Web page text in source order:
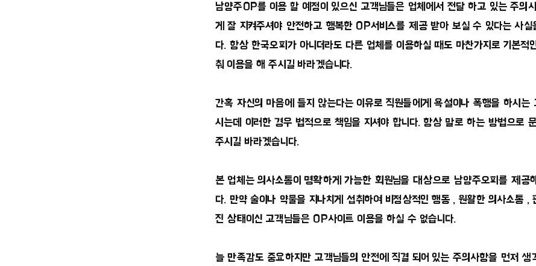
남양주OP를 이용 할 예정이 있으신 고객님들은 업체에서 전달 하고 있는 주의
게 잘 지켜주셔야 안전하고 행복한 OP서비스를 제공 받아 보실 수 있다는 사실
다. 항상 한국오피가 아니더라도 다른 업체를 이용하실 때도 마찬가지로 기본적
춰 이용을 해 주시길 바라겠습니다.
간혹 자신의 마음에 들지 않는다는 이유로 직원들에게 욕설이나 폭행을 하시는
시는데 이러한 경우 법적으로 책임을 지셔야 합니다. 항상 말로 하는 방법으로
주시길 바라겠습니다.
본 업체는 의사소통이 명확하게 가능한 회원님을 대상으로 남양주오피를 제공
다. 만약 술이나 약물을 지나치게 섭취하여 비정상적인 행동 , 원활한 의사소통 ,
진 상태이신 고객님들은 OP사이트 이용을 하실 수 없습니다.
늘 만족감도 중요하지만 고객님들의 안전에 직결 되어 있는 주의사항을 먼저 생